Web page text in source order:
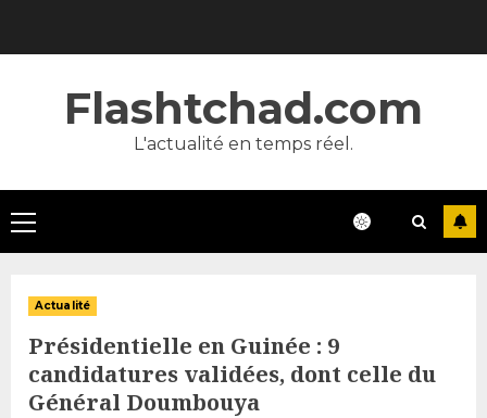
Flashtchad.com
L'actualité en temps réel.
Primary
Menu
Actualité
Présidentielle en Guinée : 9
candidatures validées, dont celle du
Général Doumbouya